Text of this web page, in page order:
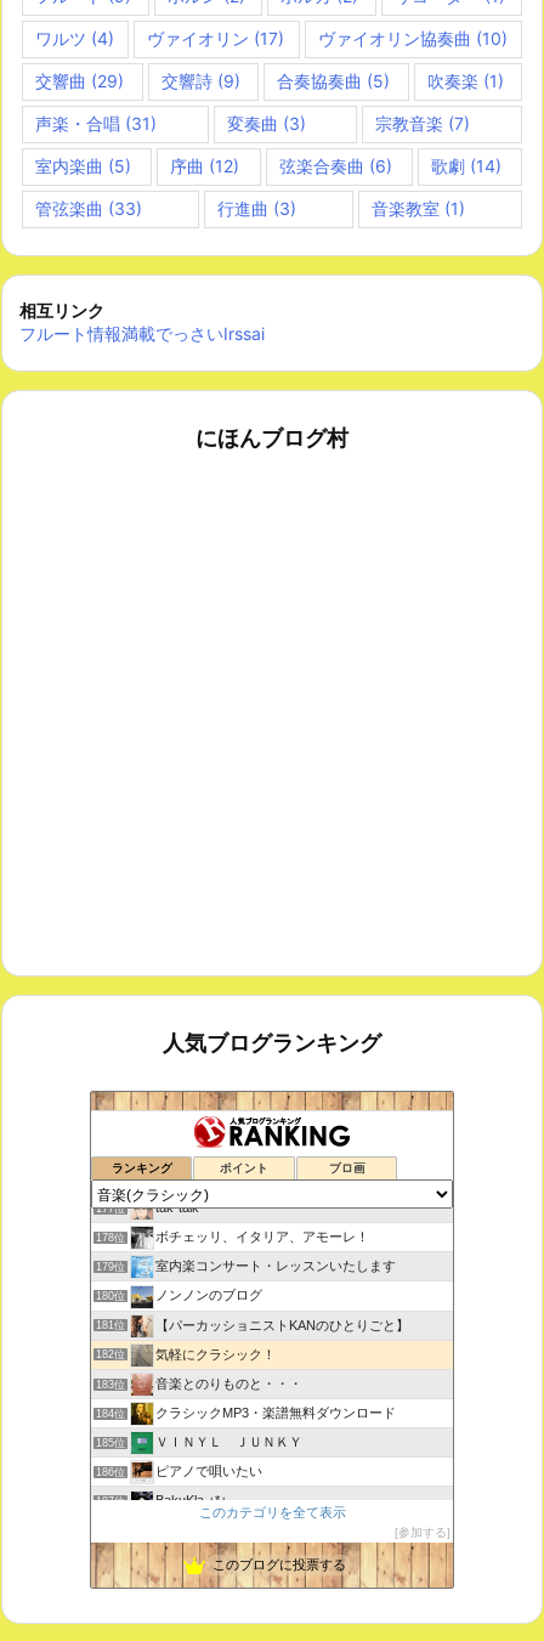
ワルツ (4) ヴァイオリン (17) ヴァイオリン協奏曲 (10)
交響曲 (29) 交響詩(9) 合奏協奏曲 (5) 吹奏楽 (1)
声楽・合唱 (31) 変奏曲 (3) 宗教音楽 (7)
室内楽曲 (5) 序曲 (12) 弦楽合奏曲 (6) 歌劇(14)
管弦楽曲 (33) 行進曲 (3) 音楽教室 (1)
相互リンク
フルート情報満載でっさいIrssai
にほんブログ村
人気ブログランキング
ランキング ポイント ブロ画
鑑賞空間・忘れられない作品
176位 思えば遠くへ来たもんだ
177位 tak-talk
178位 ボチェッリ、イタリア、アモーレ！
179位 室内楽コンサート・レッスンいたします
180位 ノンノンのブログ
181位 【パーカッショニストKANのひとりごと】
182位 気軽にクラシック！
183位 音楽とのりものと・・・
184位 クラシックMP3・楽譜無料ダウンロード
185位 ＶＩＮＹＬ ＪＵＮＫＹ
186位 ピアノで唄いたい
187位 BakuKla +*+
189位 ときどき書きます♪
このカテゴリを全て表示
参加する
このブログに投票する